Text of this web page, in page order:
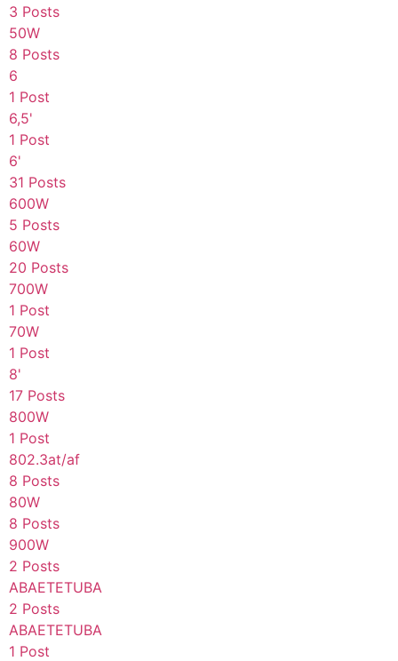
3 Posts
50W
8 Posts
6
1 Post
6,5'
1 Post
6'
31 Posts
600W
5 Posts
60W
20 Posts
700W
1 Post
70W
1 Post
8'
17 Posts
800W
1 Post
802.3at/af
8 Posts
80W
8 Posts
900W
2 Posts
ABAETETUBA
2 Posts
ABAETETUBA
1 Post